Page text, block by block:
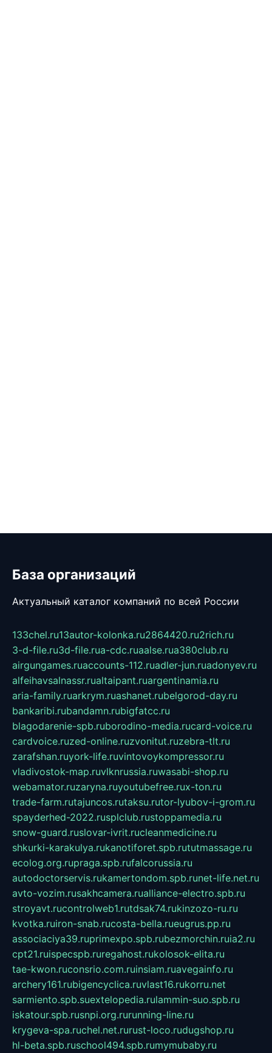
База организаций
Актуальный каталог компаний по всей России
133chel.ru13autor-kolonka.ru2864420.ru2rich.ru
3-d-file.ru3d-file.rua-cdc.ruaalse.rua380club.ru
airgungames.ruaccounts-112.ruadler-jun.ruadonyev.ru
alfeihavsalnassr.rualtaipant.ruargentinamia.ru
aria-family.ruarkrym.ruashanet.rubelgorod-day.ru
bankaribi.rubandamn.rubigfatcc.ru
blagodarenie-spb.ruborodino-media.rucard-voice.ru
cardvoice.ruzed-online.ruzvonitut.ruzebra-tlt.ru
zarafshan.ruyork-life.ruvintovoykompressor.ru
vladivostok-map.ruvlknrussia.ruwasabi-shop.ru
webamator.ruzaryna.ruyoutubefree.rux-ton.ru
trade-farm.rutajuncos.rutaksu.rutor-lyubov-i-grom.ru
spayderhed-2022.rusplclub.rustoppamedia.ru
snow-guard.ruslovar-ivrit.rucleanmedicine.ru
shkurki-karakulya.rukanotiforet.spb.rututmassage.ru
ecolog.org.rupraga.spb.rufalcorussia.ru
autodoctorservis.rukamertondom.spb.runet-life.net.ru
avto-vozim.rusakhcamera.rualliance-electro.spb.ru
stroyavt.rucontrolweb1.rutdsak74.rukinzozo-ru.ru
kvotka.ruiron-snab.rucosta-bella.rueugrus.pp.ru
associaciya39.ruprimexpo.spb.rubezmorchin.ruia2.ru
cpt21.ruispecspb.ruregahost.rukolosok-elita.ru
tae-kwon.ruconsrio.com.ruinsiam.ruavegainfo.ru
archery161.rubigencyclica.ruvlast16.rukorru.net
sarmiento.spb.suextelopedia.rulammin-suo.spb.ru
iskatour.spb.rusnpi.org.rurunning-line.ru
krygeva-spa.ruchel.net.rurust-loco.rudugshop.ru
hl-beta.spb.ruschool494.spb.rumymubaby.ru